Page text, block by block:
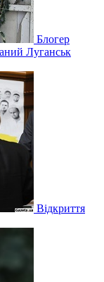
Блогер
Луганськ
Відкриття